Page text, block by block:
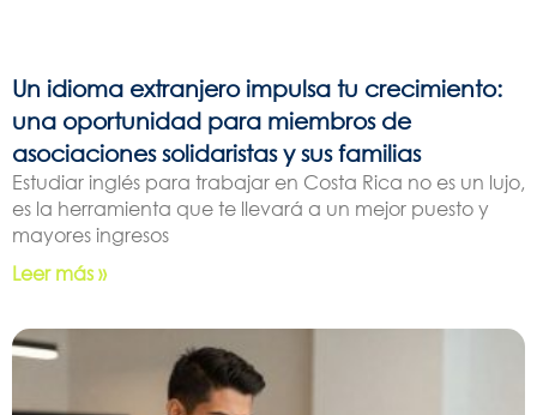
Un idioma extranjero impulsa tu crecimiento:
una oportunidad para miembros de
asociaciones solidaristas y sus familias
Estudiar inglés para trabajar en Costa Rica no es un lujo,
es la herramienta que te llevará a un mejor puesto y
mayores ingresos
Leer más »